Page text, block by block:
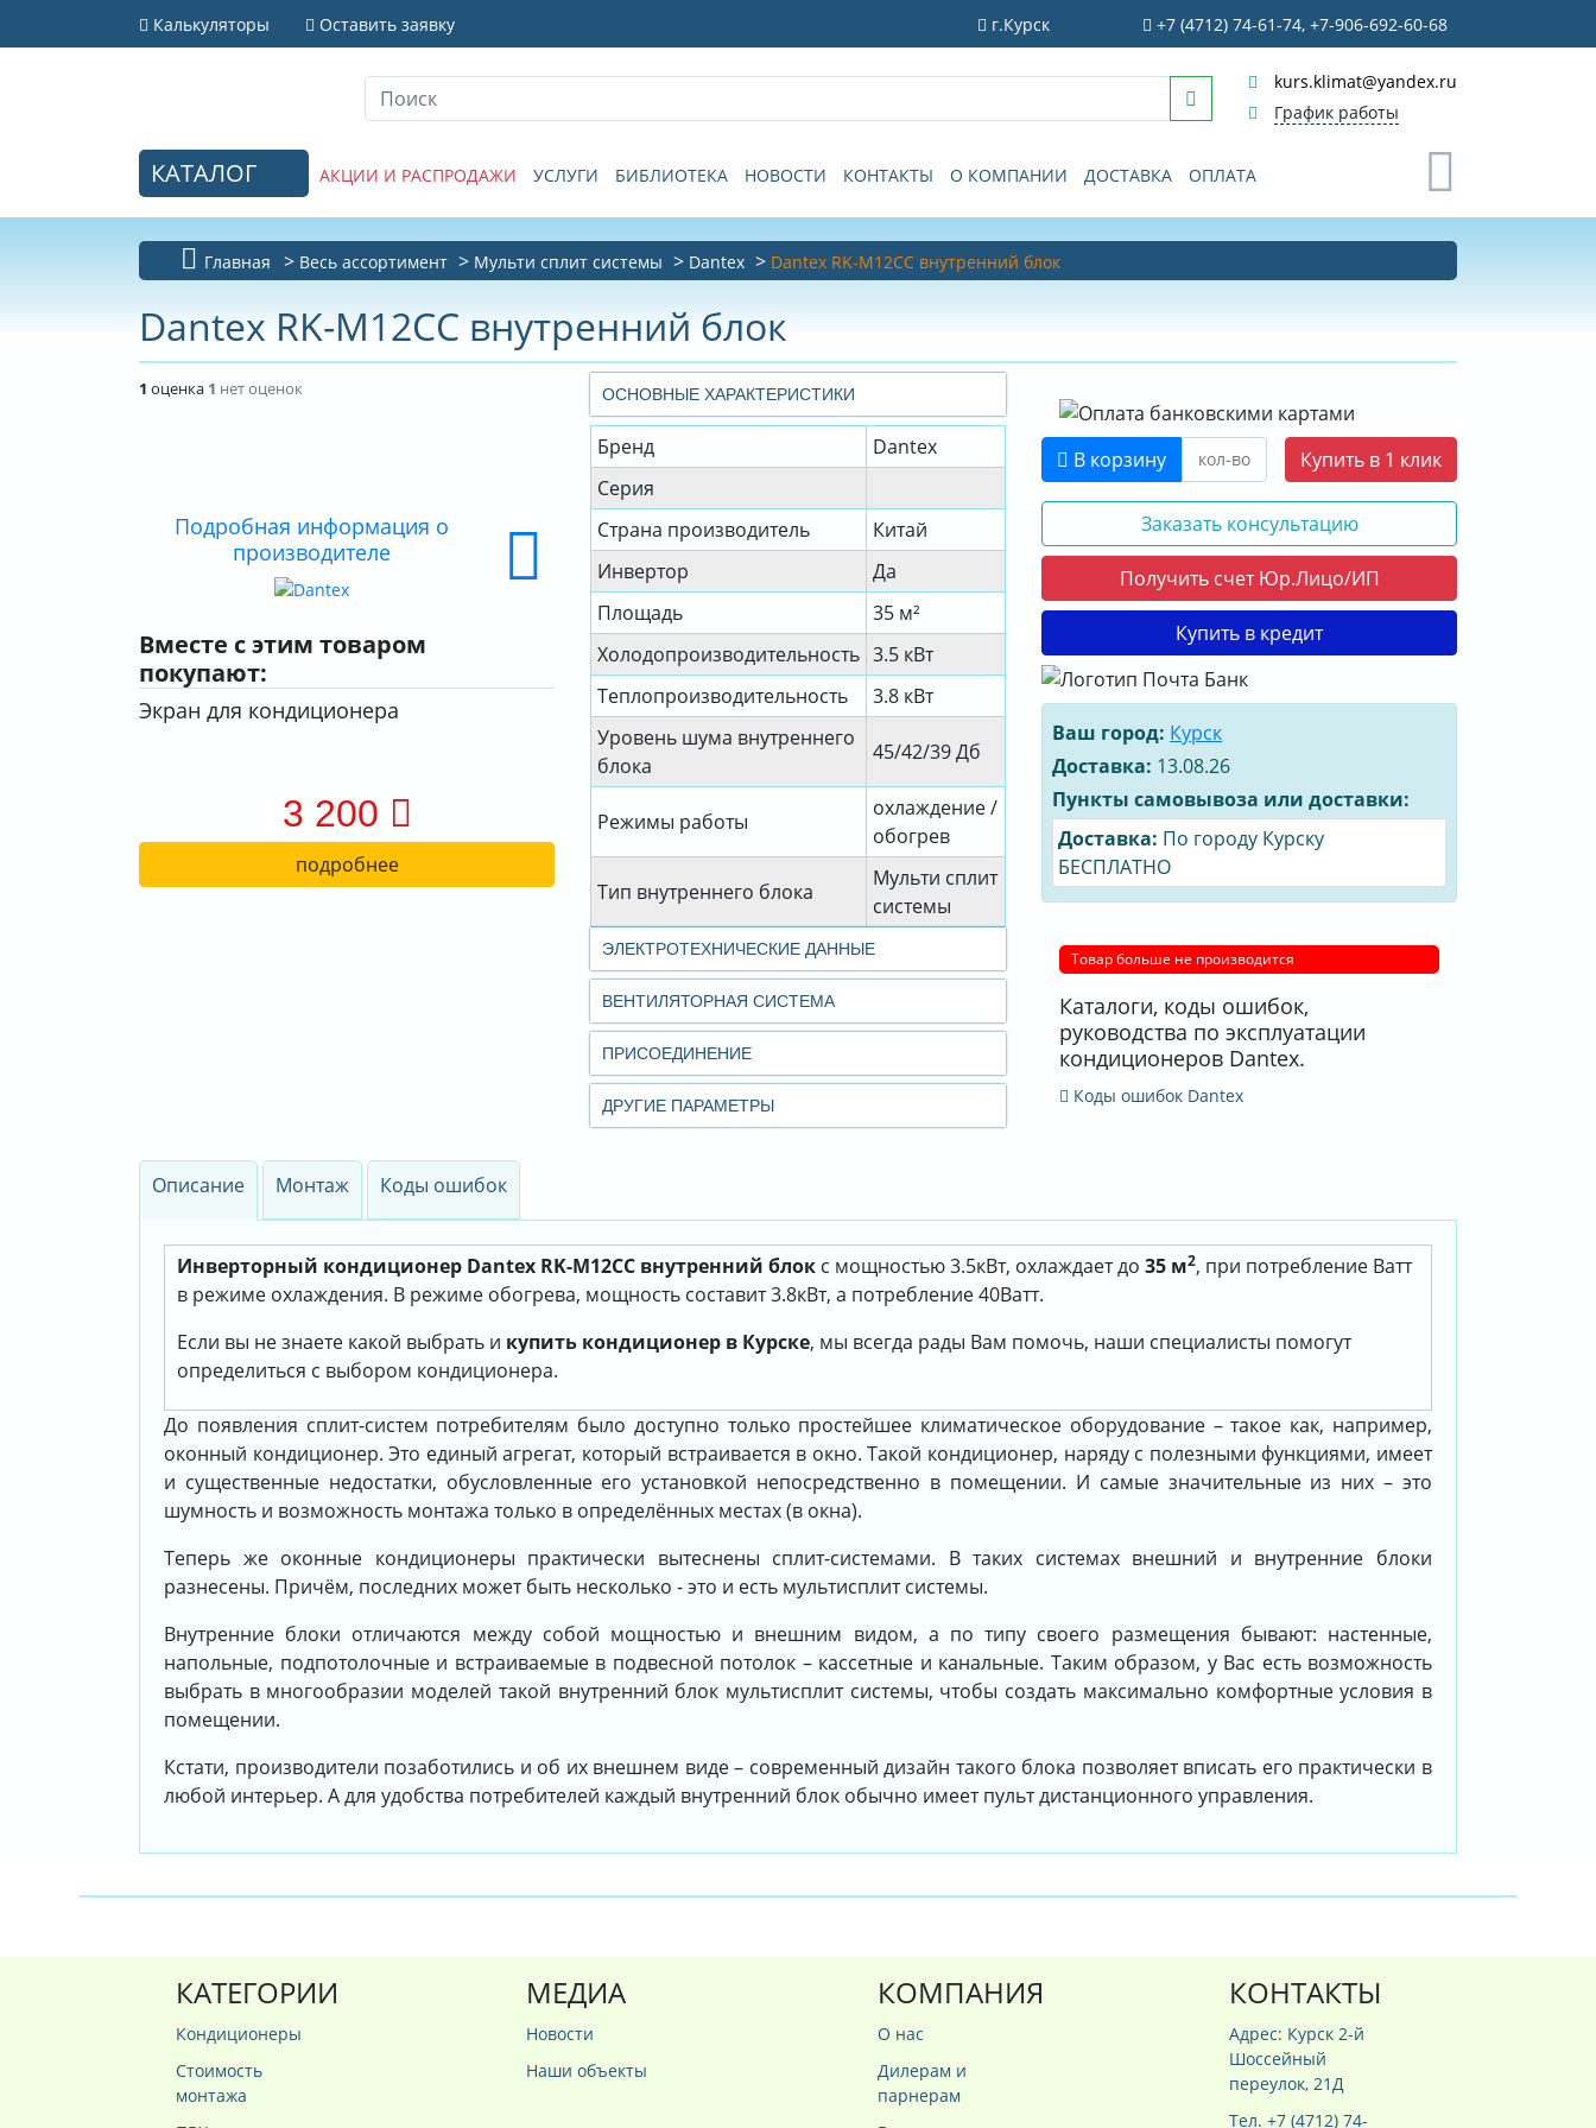
Калькуляторы Оставить заявку г.Курск +7 (4712) 74-61-74, +7-906-692-60-68
kurs.klimat@yandex.ru
График работы
КАТАЛОГ АКЦИИ И РАСПРОДАЖИ УСЛУГИ БИБЛИОТЕКА НОВОСТИ КОНТАКТЫ О КОМПАНИИ ДОСТАВКА ОПЛАТА
Главная Весь ассортимент Мульти сплит системы Dantex Dantex RK-M12СC внутренний блок
Dantex RK-M12СC внутренний блок
1 оценка 1 нет оценок
Подробная информация о
производителе
Вместе с этим товаром
покупают:
Экран для кондиционера
3 200
подробнее
ОСНОВНЫЕ ХАРАКТЕРИСТИКИ
Бренд
Dantex
Серия
Страна производитель
Китай
Инвертор
Да
Площадь
35 м²
Холодопроизводительность 3.5 кВт
Теплопроизводительность
3.8 кВт
Уровень шума внутреннего
блока
45/42/39 Дб
Режимы работы
охлаждение /
обогрев
Тип внутреннего блока
Мульти сплит
системы
ЭЛЕКТРОТЕХНИЧЕСКИЕ ДАННЫЕ
ВЕНТИЛЯТОРНАЯ СИСТЕМА
ПРИСОЕДИНЕНИЕ
ДРУГИЕ ПАРАМЕТРЫ
В корзину Купить в 1 клик
Заказать консультацию
Получить счет Юр.Лицо/ИП
Купить в кредит
Ваш город: Курск
Доставка: 13.08.26
Пункты самовывоза или доставки:
Доставка: По городу Курску
БЕСПЛАТНО
Товар больше не производится
Каталоги, коды ошибок,
руководства по эксплуатации
кондиционеров Dantex.
Коды ошибок Dantex
Описание Монтаж Коды ошибок
Инверторный кондиционер Dantex RK-M12СC внутренний блок с мощностью 3.5кВт, охлаждает до 35 м2, при потребление Ватт
в режиме охлаждения. В режиме обогрева, мощность составит 3.8кВт, а потребление 40Ватт.
Если вы не знаете какой выбрать и купить кондиционер в Курске, мы всегда рады Вам помочь, наши специалисты помогут
определиться с выбором кондиционера.
До появления сплит-систем потребителям было доступно только простейшее климатическое оборудование – такое как, например,
оконный кондиционер. Это единый агрегат, который встраивается в окно. Такой кондиционер, наряду с полезными функциями, имеет
и существенные недостатки, обусловленные его установкой непосредственно в помещении. И самые значительные из них – это
шумность и возможность монтажа только в определённых местах (в окна).
Теперь же оконные кондиционеры практически вытеснены сплит-системами. В таких системах внешний и внутренние блоки
разнесены. Причём, последних может быть несколько - это и есть мультисплит системы.
Внутренние блоки отличаются между собой мощностью и внешним видом, а по типу своего размещения бывают: настенные,
напольные, подпотолочные и встраиваемые в подвесной потолок – кассетные и канальные. Таким образом, у Вас есть возможность
выбрать в многообразии моделей такой внутренний блок мультисплит системы, чтобы создать максимально комфортные условия в
помещении.
Кстати, производители позаботились и об их внешнем виде – современный дизайн такого блока позволяет вписать его практически в
любой интерьер. А для удобства потребителей каждый внутренний блок обычно имеет пульт дистанционного управления.
КАТЕГОРИИ
Кондиционеры
Стоимость
монтажа
МЕДИА
Новости
Наши объекты
КОМПАНИЯ
О нас
Дилерам и
парнерам
КОНТАКТЫ
Адрес: Курск 2-й
Шоссейный
переулок, 21Д
Тел. +7 (4712) 74-